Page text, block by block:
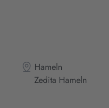
Hameln
Zedita Hameln